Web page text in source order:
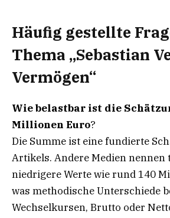
Häufig gestellte
Thema „Sebastian
Vermögen“
Wie belastbar ist die
Millionen Euro?
Die Summe ist eine fundierte
Artikels. Andere Medien nennen
niedrigere Werte wie rund 140
was methodische Unterschiede
Wechselkursen, Brutto oder